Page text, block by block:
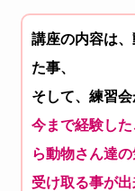
講座の内容は
た事、
そして、練習会
今まで経験した
ら動物さん達
受け取る事が出